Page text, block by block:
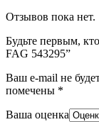
Отзывов пока нет.
Будьте первым,
FAG 543295”
Ваш e-mail не
помечены *
Ваша оценка